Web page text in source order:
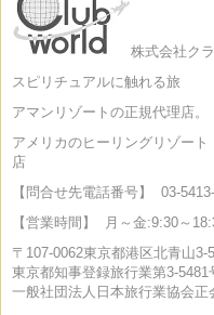
株式会社ク
スピリチュアルに触れる旅
アマンリゾートの正規代理店。
アメリカのヒーリングリゾー
店
【問合せ先電話番号】
03-
【営業時間】
月～金:9:30～
〒107-0062東京都港区北青山3-
東京都知事登録旅行業第3-5481
一般社団法人日本旅行業協会正